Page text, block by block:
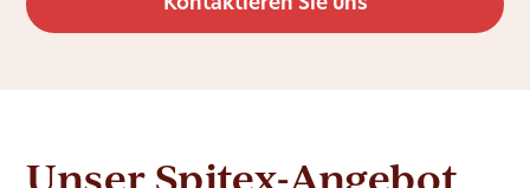
Kontaktieren Sie uns